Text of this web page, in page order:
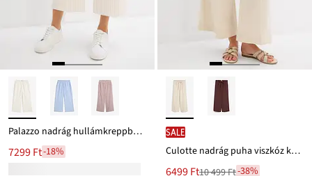
Palazzo nadrág hullámkreppből, 7/8-os hosszban
7299 Ft-18%
SALE
Culotte nadrág puha viszkóz keverékből
Új
6499 Ft10 499 Ft-38%